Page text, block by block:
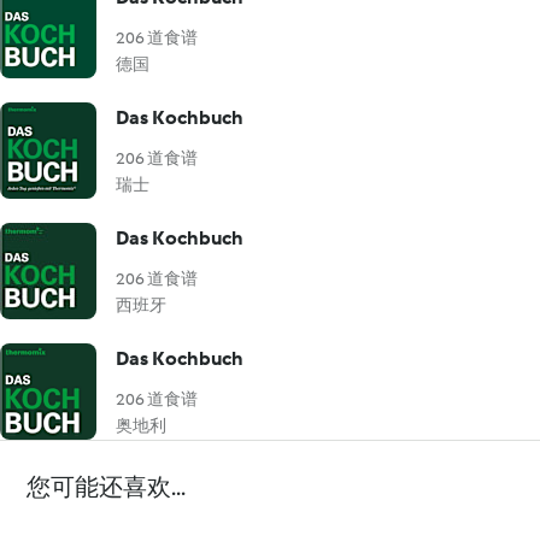
206 道食谱
德国
Das Kochbuch
206 道食谱
瑞士
Das Kochbuch
206 道食谱
西班牙
Das Kochbuch
206 道食谱
奥地利
您可能还喜欢...